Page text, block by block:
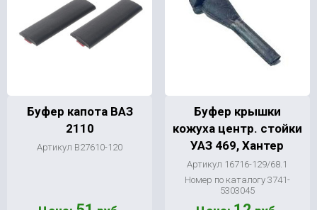
Буфер капота ВАЗ
2110
Артикул В27610-120
Буфер крышки
кожуха центр. стойки
УАЗ 469, Хантер
Артикул 16716-129/68.1
Номер по каталогу 3741-
5303045